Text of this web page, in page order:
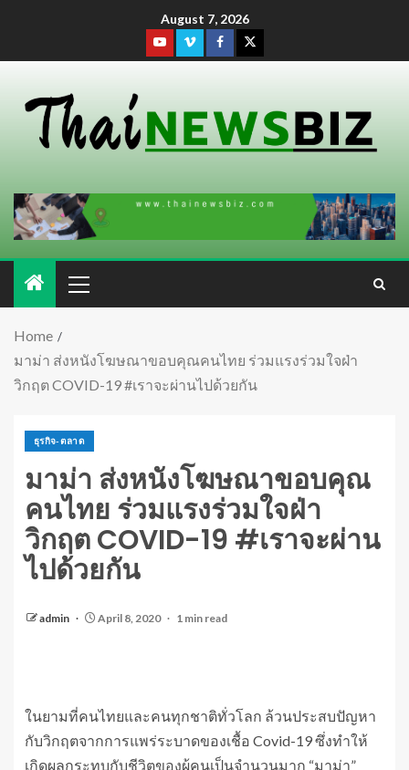
August 7, 2026
Home
มาม่า ส่งหนังโฆษณาขอบคุณคนไทย ร่วมแรงร่วมใจฝ่า
วิกฤต COVID-19 #เราจะผ่านไปด้วยกัน
ธุรกิจ-ตลาด
มาม่า ส่งหนังโฆษณาขอบคุณ
คนไทย ร่วมแรงร่วมใจฝ่า
วิกฤต COVID-19 #เราจะผ่าน
ไปด้วยกัน
admin April 8, 2020 1 min read
ในยามที่คนไทยและคนทุกชาติทั่วโลก ล้วนประสบปัญหา
กับวิกฤตจากการแพร่ระบาดของเชื้อ Covid-19 ซึ่งทำให้
เกิดผลกระทบกับชีวิตของผู้คนเป็นจำนวนมาก “มาม่า”